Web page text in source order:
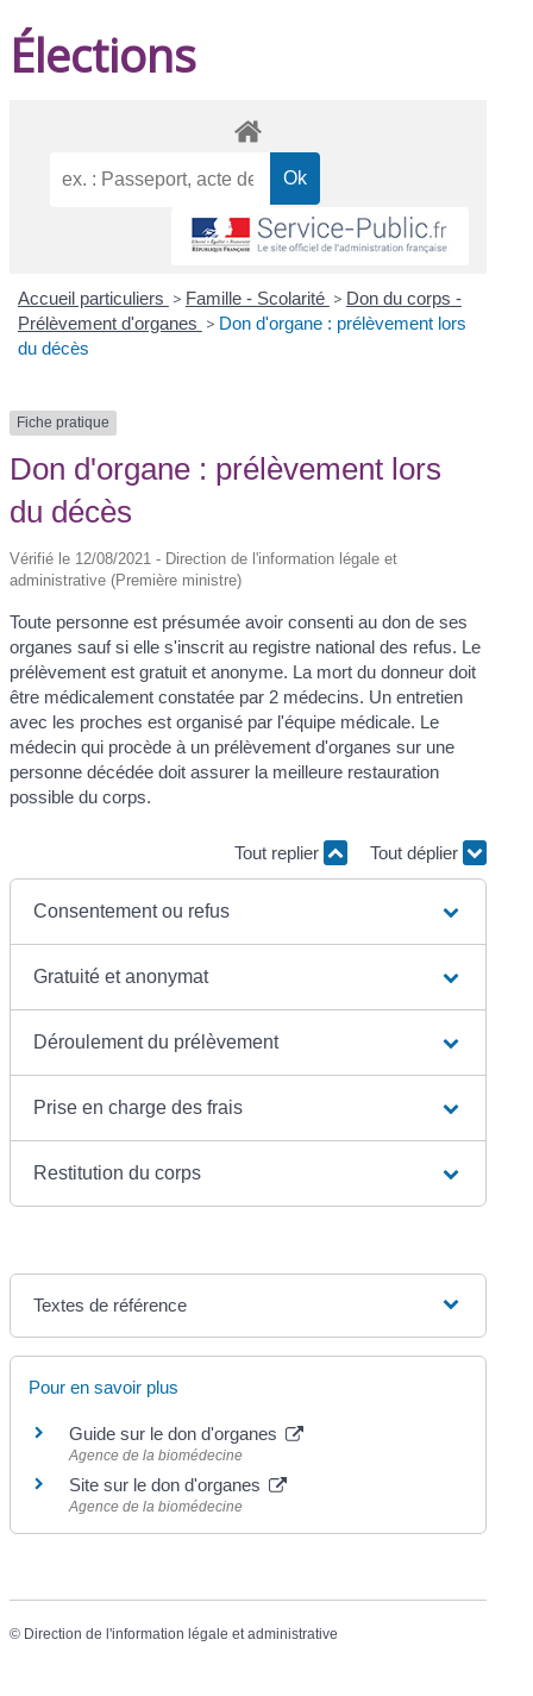
Élections
Accueil particuliers > Famille - Scolarité > Don du corps -
Prélèvement d'organes > Don d'organe : prélèvement lors
du décès
Fiche pratique
Don d'organe : prélèvement lors
du décès
Vérifié le 12/08/2021 - Direction de l'information légale et
administrative (Première ministre)
Toute personne est présumée avoir consenti au don de ses
organes sauf si elle s'inscrit au registre national des refus. Le
prélèvement est gratuit et anonyme. La mort du donneur doit
être médicalement constatée par 2 médecins. Un entretien
avec les proches est organisé par l'équipe médicale. Le
médecin qui procède à un prélèvement d'organes sur une
personne décédée doit assurer la meilleure restauration
possible du corps.
Tout replier Tout déplier
Consentement ou refus
Gratuité et anonymat
Déroulement du prélèvement
Prise en charge des frais
Restitution du corps
Textes de référence
Pour en savoir plus
Guide sur le don d'organes
Agence de la biomédecine
Site sur le don d'organes
Agence de la biomédecine
© Direction de l'information légale et administrative